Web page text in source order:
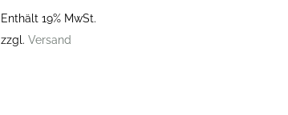
Enthält 19% MwSt.
zzgl. Versand